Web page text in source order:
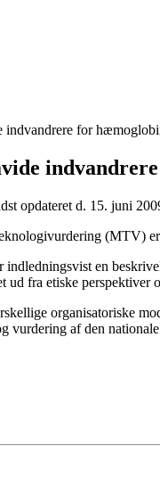
indvandrere for
opdateret d. 15. juni
(MTV) er
en
ud fra etiske
organisatoriske
vurdering af den